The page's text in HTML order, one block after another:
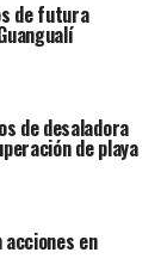
de futura
de desaladora
de playa
acciones en